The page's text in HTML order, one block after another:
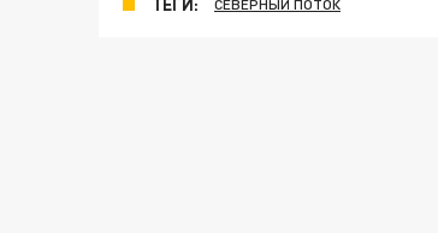
ТЕГИ: СЕВЕРНЫЙ ПОТОК